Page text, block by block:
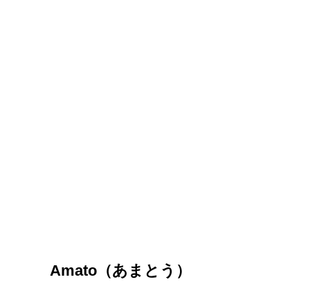
Amato（あまとう）